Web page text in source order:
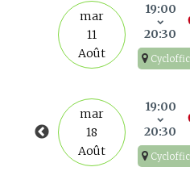
mar
11
Août
19:00
20:30
mar
18
Août
19:00
20:30